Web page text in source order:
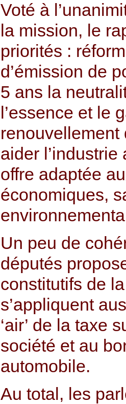
Voté à
la mission, le
priorités :
d’émission de
5 ans la
l’essence et le
renouvellement
aider
offre adaptée
économiques,
Un peu de
députés
constitutifs de
s’appliquent
‘air’ de la taxe
société et au
automobile.
Au total, les